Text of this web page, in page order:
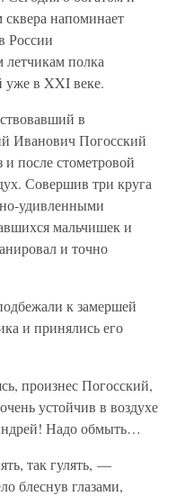
напоминает
России
полка
в XXI веке.
в
Иванович Погосский
после стометровой
Совершив три круга
удивленными
мальчишек и
и точно
к замершей
и принялись его
произнес Погосский,
устойчив в воздухе
Надо обмыть…
так гулять, —
блеснув глазами,